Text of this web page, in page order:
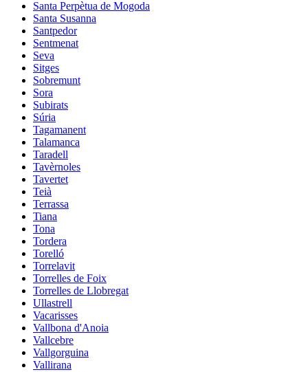
Santa Perpètua de Mogoda
Santa Susanna
Santpedor
Sentmenat
Seva
Sitges
Sobremunt
Sora
Subirats
Súria
Tagamanent
Talamanca
Taradell
Tavèrnoles
Tavertet
Teià
Terrassa
Tiana
Tona
Tordera
Torelló
Torrelavit
Torrelles de Foix
Torrelles de Llobregat
Ullastrell
Vacarisses
Vallbona d'Anoia
Vallcebre
Vallgorguina
Vallirana